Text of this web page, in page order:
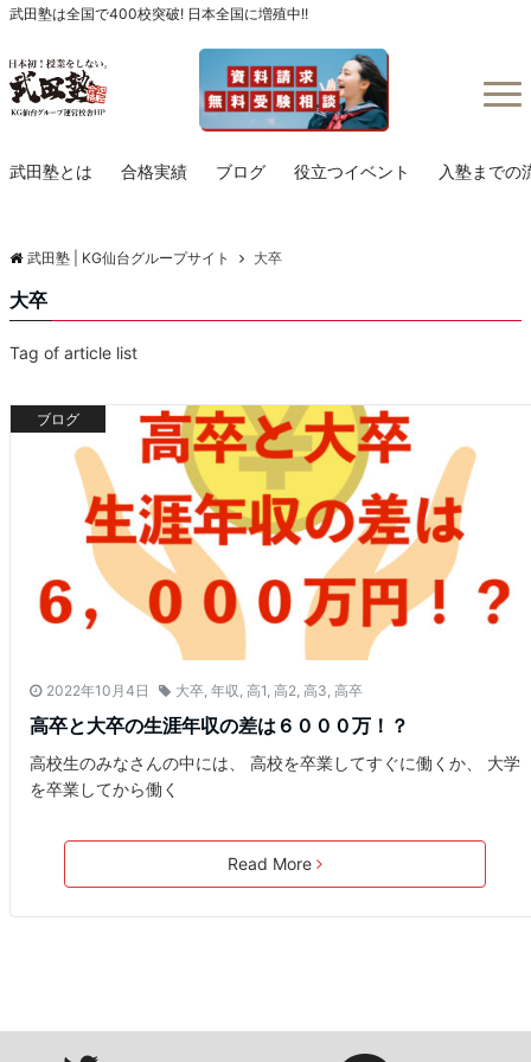
武田塾は全国で400校突破! 日本全国に増殖中!!
武田塾とは 合格実績 ブログ 役立つイベント 入塾までの
武田塾 | KG仙台グループサイト 大卒
大卒
Tag of article list
ブログ
2022年10月4日 大卒, 年収, 高1, 高2, 高3, 高卒
高卒と大卒の生涯年収の差は６０００万！？
高校生のみなさんの中には、 高校を卒業してすぐに働くか、 大学
を卒業してから働く
Read More